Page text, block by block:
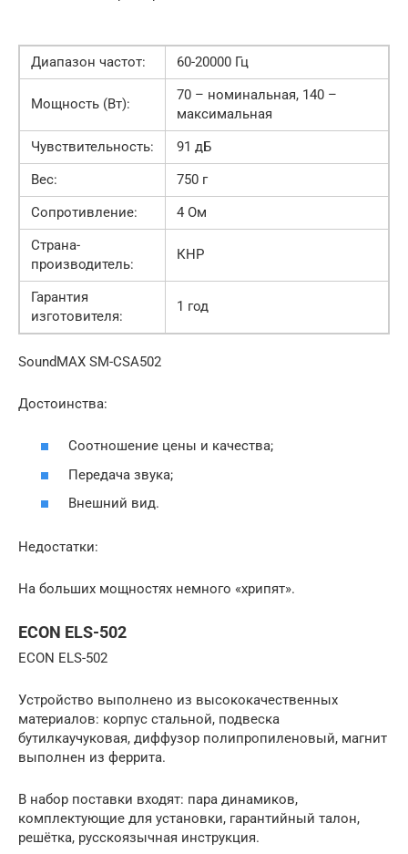
Диапазон частот: 60-20000 Гц
Мощность (Вт):
70 – номинальная, 140 –
максимальная
Чувствительность:
91 дБ
Вес:
750 г
Сопротивление:
4 Ом
Страна-
производитель:
КНР
Гарантия
изготовителя:
1 год
SoundMAX SM-CSA502
Достоинства:
Соотношение цены и качества;
Передача звука;
Внешний вид.
Недостатки:
На больших мощностях немного «хрипят».
ECON ELS-502
ECON ELS-502
Устройство выполнено из высококачественных
материалов: корпус стальной, подвеска
бутилкаучуковая, диффузор полипропиленовый, магнит
выполнен из феррита.
В набор поставки входят: пара динамиков,
комплектующие для установки, гарантийный талон,
решётка, русскоязычная инструкция.